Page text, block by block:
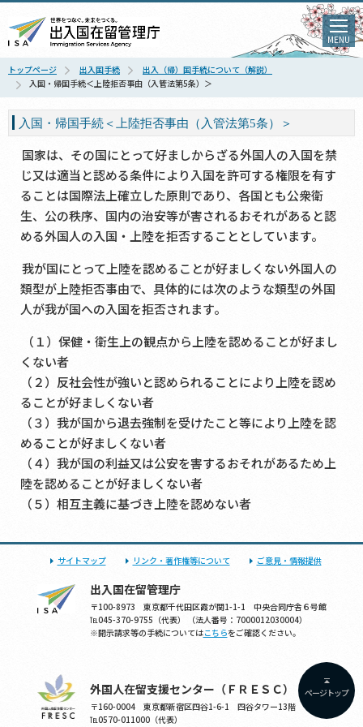
MENU
トップページ 出入国手続
出入（帰）国手続について（解説）
入国・帰国手続＜上陸拒否事由（入管法第5条）＞
入国・帰国手続＜上陸拒否事由（入管法第5条）＞
国家は、その国にとって好ましからざる外国人の入国を禁
じ又は適当と認める条件により入国を許可する権限を有す
ることは国際法上確立した原則であり、各国とも公衆衛
生、公の秩序、国内の治安等が害されるおそれがあると認
める外国人の入国・上陸を拒否することとしています。
我が国にとって上陸を認めることが好ましくない外国人の
類型が上陸拒否事由で、具体的には次のような類型の外国
人が我が国への入国を拒否されます。
（１）保健・衛生上の観点から上陸を認めることが好まし
くない者
（２）反社会性が強いと認められることにより上陸を認め
ることが好ましくない者
（３）我が国から退去強制を受けたこと等により上陸を認
めることが好ましくない者
（４）我が国の利益又は公安を害するおそれがあるため上
陸を認めることが好ましくない者
（５）相互主義に基づき上陸を認めない者
ページトップ
サイトマップ リンク・著作権等について ご意見・情報提供
出入国在留管理庁
〒100-8973 東京都千代田区霞が関1-1-1 中央合同庁舎６号館
℡045-370-9755（代表） （法人番号：7000012030004）
※開示請求等の手続についてはこちらをご確認ください。
外国人在留支援センター（ＦＲＥＳＣ）
〒160-0004 東京都新宿区四谷1-6-1 四谷タワー13階
℡0570-011000（代表）